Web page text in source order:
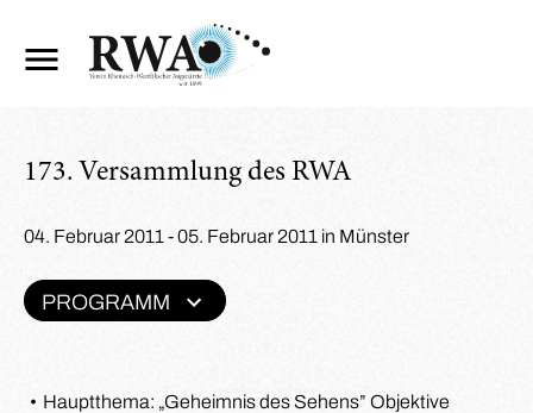
173. Versammlung des RWA
Hauptthema: „Geheimnis des Sehens” Objektive
04. Februar 2011 - 05. Februar 2011 in Münster
PROGRAMM